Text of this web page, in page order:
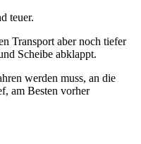
teuer.
Transport aber noch tiefer
Scheibe abklappt.
werden muss, an die
am Besten vorher